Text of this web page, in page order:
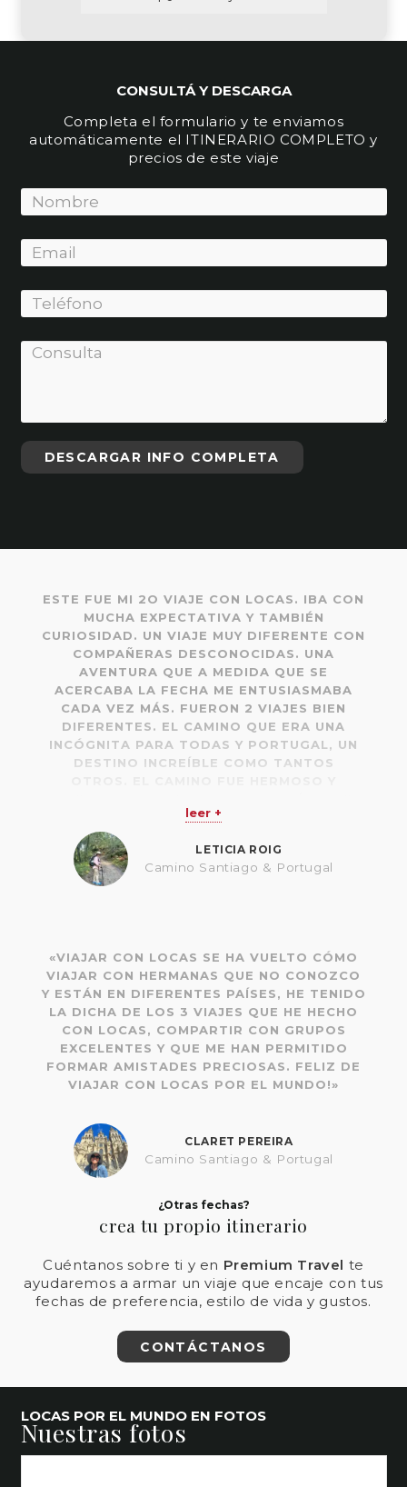
CONSULTÁ Y DESCARGA
Completa el formulario y te enviamos
automáticamente el ITINERARIO COMPLETO y
precios de este viaje
ESTE FUE MI 2O VIAJE CON LOCAS. IBA CON
MUCHA EXPECTATIVA Y TAMBIÉN
CURIOSIDAD. UN VIAJE MUY DIFERENTE CON
COMPAÑERAS DESCONOCIDAS. UNA
AVENTURA QUE A MEDIDA QUE SE
ACERCABA LA FECHA ME ENTUSIASMABA
CADA VEZ MÁS. FUERON 2 VIAJES BIEN
DIFERENTES. EL CAMINO QUE ERA UNA
INCÓGNITA PARA TODAS Y PORTUGAL, UN
DESTINO INCREÍBLE COMO TANTOS
AYUDÓ A CONECTAR ENTRE TODAS. A
COMPARTIR HISTORIAS, RISAS, CANTOS.
ALEGRÍA Y ENTUSIASMO PERMANENTE.
PRECIOSOS PAISAJES PARA DISFRUTAR.
LLEGAMOS CANSADAS PERO FELICES DE
PAÍS CON TODO SU ENCANTO. VISITAMOS
LUGARES HERMOSOS, Y A NO NOS
ASUSTABAN SUS SUBIDAS Y BAJADAS
PERMANENTES! MUCHA HISTORIA, PLAYAS Y
PAISAJES INOLVIDABLES.
UN VIAJE HERMOSO CON UN GRUPO DE
DESCONOCIDAS QUE YA SON MIS AMIGAS.
UN VIAJE QUE QUEDA GUARDADO EN
leer +
LETICIA ROIG
Camino Santiago & Portugal
«VIAJAR CON LOCAS SE HA VUELTO CÓMO
VIAJAR CON HERMANAS QUE NO CONOZCO
Y ESTÁN EN DIFERENTES PAÍSES, HE TENIDO
LA DICHA DE LOS 3 VIAJES QUE HE HECHO
CON LOCAS, COMPARTIR CON GRUPOS
EXCELENTES Y QUE ME HAN PERMITIDO
FORMAR AMISTADES PRECIOSAS. FELIZ DE
VIAJAR CON LOCAS POR EL MUNDO!»
CLARET PEREIRA
Camino Santiago & Portugal
¿Otras fechas?
crea tu propio itinerario
Cuéntanos sobre ti y en Premium Travel te
ayudaremos a armar un viaje que encaje con tus
fechas de preferencia, estilo de vida y gustos.
CONTÁCTANOS
LOCAS POR EL MUNDO EN FOTOS
Nuestras fotos